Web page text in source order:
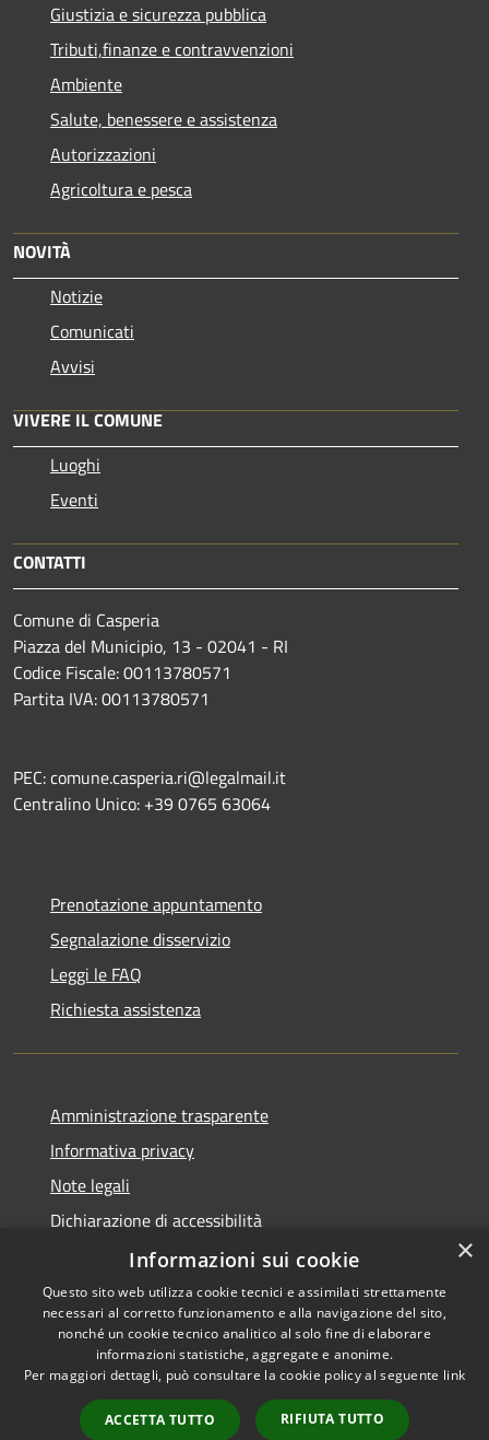
Giustizia e sicurezza pubblica
Tributi,finanze e contravvenzioni
Ambiente
Salute, benessere e assistenza
Autorizzazioni
Agricoltura e pesca
NOVITÀ
Notizie
Comunicati
Avvisi
VIVERE IL COMUNE
Luoghi
Eventi
CONTATTI
Comune di Casperia
Piazza del Municipio, 13 - 02041 - RI
Codice Fiscale: 00113780571
Partita IVA: 00113780571
PEC: comune.casperia.ri@legalmail.it
Centralino Unico: +39 0765 63064
Prenotazione appuntamento
Segnalazione disservizio
Leggi le FAQ
Richiesta assistenza
Amministrazione trasparente
Informativa privacy
Note legali
Dichiarazione di accessibilità
Accessibilità
Privacy
Copyright © 2026 • Comune di
Casperia • Powered by
Municipium•Accesso
redazione
×
Informazioni sui cookie
Questo sito web utilizza cookie tecnici e assimilati strettamente
necessari al corretto funzionamento e alla navigazione del sito,
nonché un cookie tecnico analitico al solo fine di elaborare
informazioni statistiche, aggregate e anonime.
Per maggiori dettagli, può consultare la cookie policy al seguente link
ACCETTA TUTTO RIFIUTA TUTTO